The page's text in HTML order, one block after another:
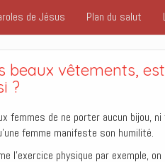
de Jésus Plan du salut
beaux vêtements,
?
femmes de ne porter aucun bijou,
femme manifeste son humilité.
l’exercice physique par exemple,